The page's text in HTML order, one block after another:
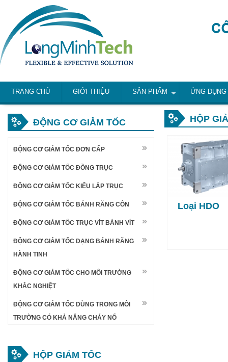
TRANG CHỦ GIỚI THIỆU SẢN PHẨM ỨNG DỤNG
ĐỘNG CƠ GIẢM TỐC
ĐỘNG CƠ GIẢM TỐC ĐƠN CẤP
ĐỘNG CƠ GIẢM TỐC ĐỒNG TRỤC
ĐỘNG CƠ GIẢM TỐC KIỂU LẮP TRỤC
ĐỘNG CƠ GIẢM TỐC BÁNH RĂNG CÔN
ĐỘNG CƠ GIẢM TỐC TRỤC VÍT BÁNH VÍT
ĐỘNG CƠ GIẢM TỐC DẠNG BÁNH RĂNG
HÀNH TINH
ĐỘNG CƠ GIẢM TỐC CHO MÔI TRƯỜNG
KHẮC NGHIỆT
ĐỘNG CƠ GIẢM TỐC DÙNG TRONG MÔI
TRƯỜNG CÓ KHẢ NĂNG CHÁY NỔ
HỘP GIẢM TỐC
HỘP
Loại HDO